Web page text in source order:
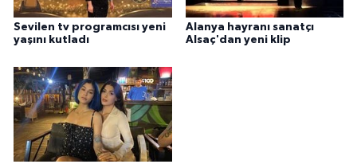
Sevilen tv programcısı yeni
yaşını kutladı
Alanya hayranı sanatçı
Alsaç'dan yeni klip